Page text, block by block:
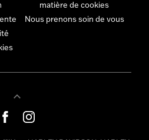
matière de cookies
Nous prenons soin de vous